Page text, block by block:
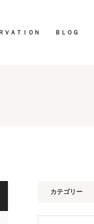
ＶＡＴＩＯＮ ＢＬＯＧ
カテゴリー